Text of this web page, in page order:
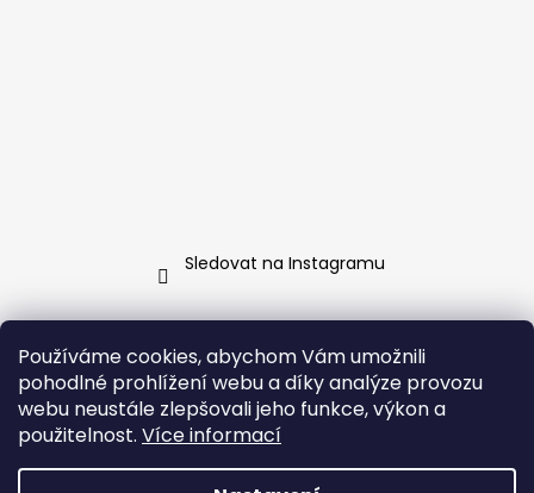
Používáme cookies, abychom Vám umožnili
pohodlné prohlížení webu a díky analýze provozu
webu neustále zlepšovali jeho funkce, výkon a
použitelnost. Více informací
Sledovat na Instagramu
info@ jarosa.cz
+420 737 070 903
Facebook Jarosa
jarosa.fashion/